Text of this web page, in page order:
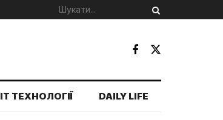
IT ТЕХНОЛОГІЇ DAILY LIFE